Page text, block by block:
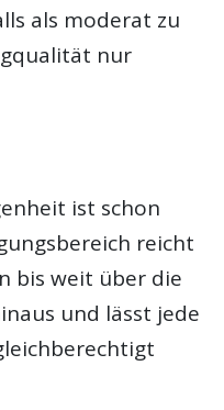
als moderat zu
nur
ist schon
reicht
bis weit über die
und lässt jede